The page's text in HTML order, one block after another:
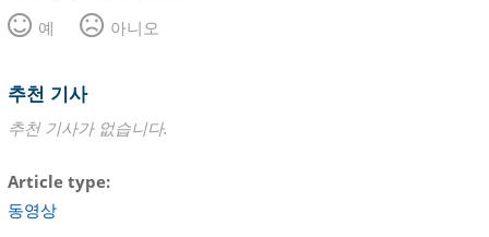
예
아니오
추천 기사
추천 기사가 없습니다.
Article type
동영상